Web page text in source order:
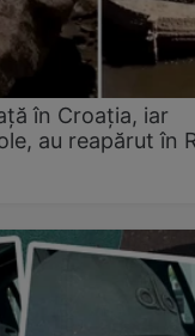
în Croația, iar
au reapărut în